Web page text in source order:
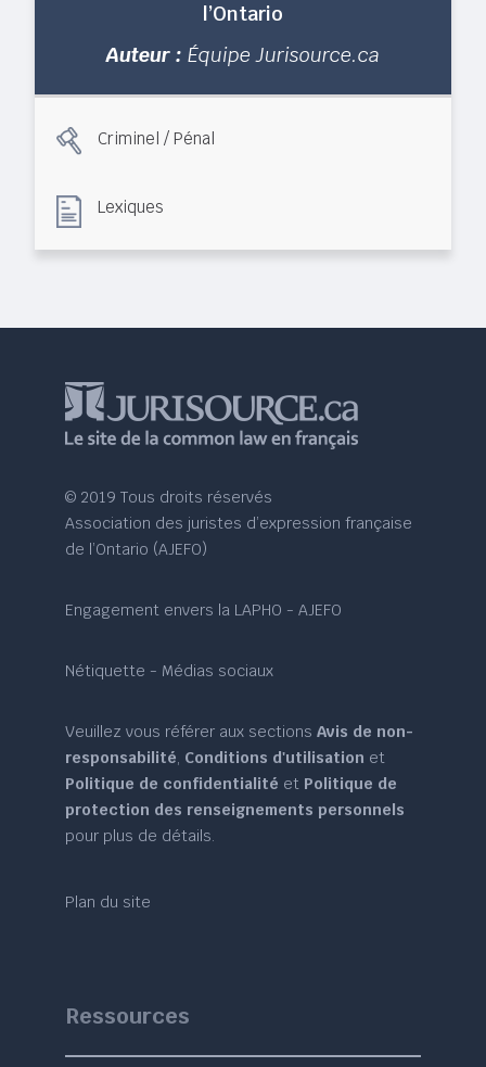
l’Ontario
Auteur : Équipe Jurisource.ca
Criminel / Pénal
Lexiques
© 2019 Tous droits réservés
Association des juristes d’expression française
de l’Ontario (AJEFO)
Engagement envers la LAPHO - AJEFO
Nétiquette - Médias sociaux
Veuillez vous référer aux sectionsAvis de non-
responsabilité, Conditions d'utilisation et
Politique de confidentialité et Politique de
protection des renseignements personnels
pour plus de détails.
Plan du site
Ressources